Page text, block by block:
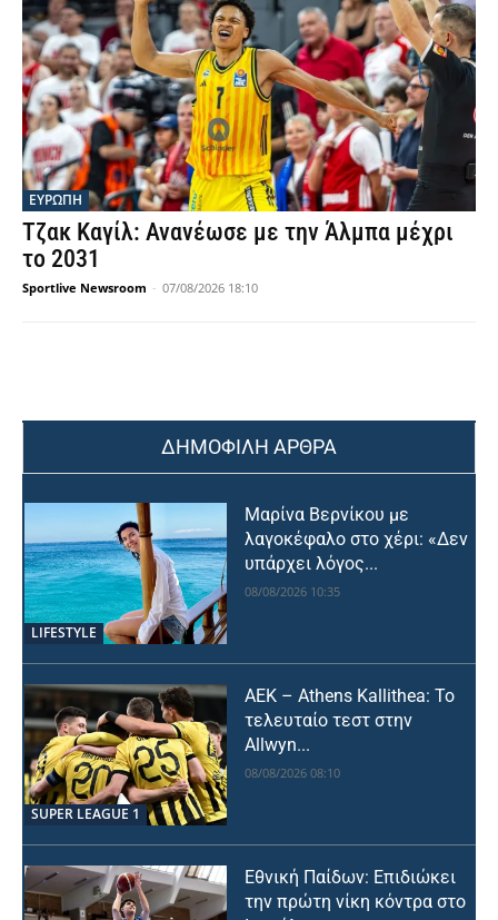
ΕΥΡΩΠΗ
Τζακ Καγίλ: Ανανέωσε με την Άλμπα μέχρι
το 2031
Sportlive Newsroom - 07/08/2026 18:10
ΔΗΜΟΦΙΛΗ ΑΡΘΡΑ
LIFESTYLE
Μαρίνα Βερνίκου με
λαγοκέφαλο στο χέρι: «Δεν
υπάρχει λόγος...
08/08/2026 10:35
SUPER LEAGUE 1
ΑΕΚ – Athens Kallithea: Το
τελευταίο τεστ στην
Allwyn...
08/08/2026 08:10
Εθνική Παίδων: Επιδιώκει
την πρώτη νίκη κόντρα στο